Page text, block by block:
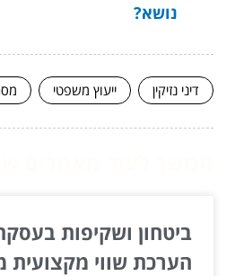
נושא?
דיני נזיקין ייעוץ משפטי
ביטחון ושקיפות
הערכת שווי